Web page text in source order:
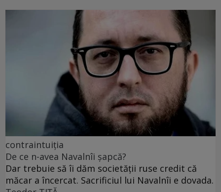
contraintuiția
De ce n-avea Navalnîi șapcă?
Dar trebuie să îi dăm societății ruse credit că
măcar a încercat. Sacrificiul lui Navalnîi e dovada.